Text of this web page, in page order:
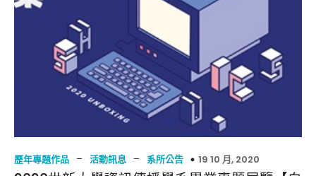
歷年專題作品 – 活動訊息 – 系所公告 19 10 月, 2020